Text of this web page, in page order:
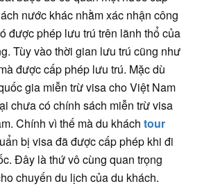
nước khác nhằm xác nhận công
được phép lưu trú trên lãnh thổ của
Tùy vào thời gian lưu trú cũng như
được cấp phép lưu trú. Mặc dù
gia miễn trừ visa cho Việt Nam
chưa có chính sách miễn trừ visa
Chính vì thế mà du khách tour
bị visa đã được cấp phép khi đi
Đây là thứ vô cùng quan trọng
chuyến du lịch của du khách.